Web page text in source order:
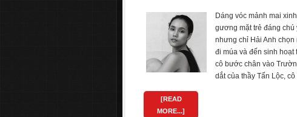
Dáng vóc mảnh mai
gương mặt trẻ đáng
nhưng chỉ Hải Anh
đi múa và đến sinh hoạt
cô bước chân vào
dắt của thầy Tấn Lộc,
[READ
MORE...]